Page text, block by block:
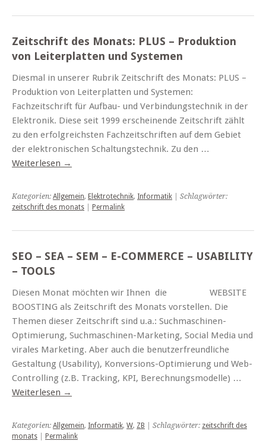
Zeitschrift des Monats: PLUS – Produktion
von Leiterplatten und Systemen
Diesmal in unserer Rubrik Zeitschrift des Monats: PLUS –
Produktion von Leiterplatten und Systemen:
Fachzeitschrift für Aufbau- und Verbindungstechnik in der
Elektronik. Diese seit 1999 erscheinende Zeitschrift zählt
zu den erfolgreichsten Fachzeitschriften auf dem Gebiet
der elektronischen Schaltungstechnik. Zu den …
Weiterlesen →
Kategorien: Allgemein, Elektrotechnik, Informatik | Schlagwörter:
zeitschrift des monats
Permalink
SEO – SEA – SEM – E-COMMERCE – USABILITY
– TOOLS
Diesen Monat möchten wir Ihnen die WEBSITE
BOOSTING als Zeitschrift des Monats vorstellen. Die
Themen dieser Zeitschrift sind u.a.: Suchmaschinen-
Optimierung, Suchmaschinen-Marketing, Social Media und
virales Marketing. Aber auch die benutzerfreundliche
Gestaltung (Usability), Konversions-Optimierung und Web-
Controlling (z.B. Tracking, KPI, Berechnungsmodelle) …
Weiterlesen →
Kategorien: Allgemein, Informatik, W, ZB | Schlagwörter: zeitschrift des
monats
Permalink